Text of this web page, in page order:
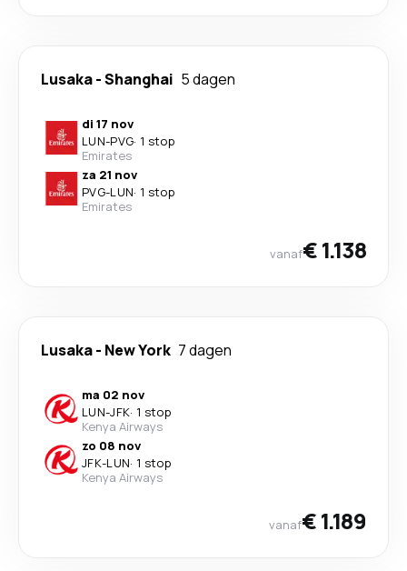
Lusaka-Shanghai 5 dagen
di 17 nov
LUN-PVG· 1 stop
Emirates
za 21 nov
PVG-LUN· 1 stop
Emirates
vanaf€ 1.138
Lusaka- New York 7 dagen
ma 02 nov
LUN-JFK· 1 stop
Kenya Airways
zo 08 nov
JFK-LUN· 1 stop
Kenya Airways
vanaf€ 1.189